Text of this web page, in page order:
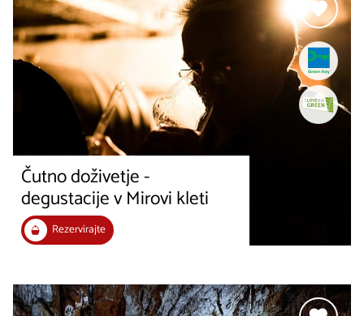
Čutno doživetje -
degustacije v Mirovi kleti
Rezervirajte